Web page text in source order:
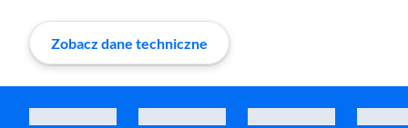
Zobacz dane techniczne